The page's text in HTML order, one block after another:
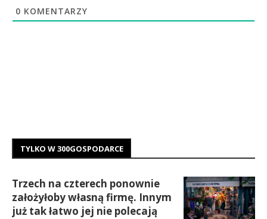
0 KOMENTARZY
TYLKO W 300GOSPODARCE
Trzech na czterech ponownie
założyłoby własną firmę. Innym
już tak łatwo jej nie polecają